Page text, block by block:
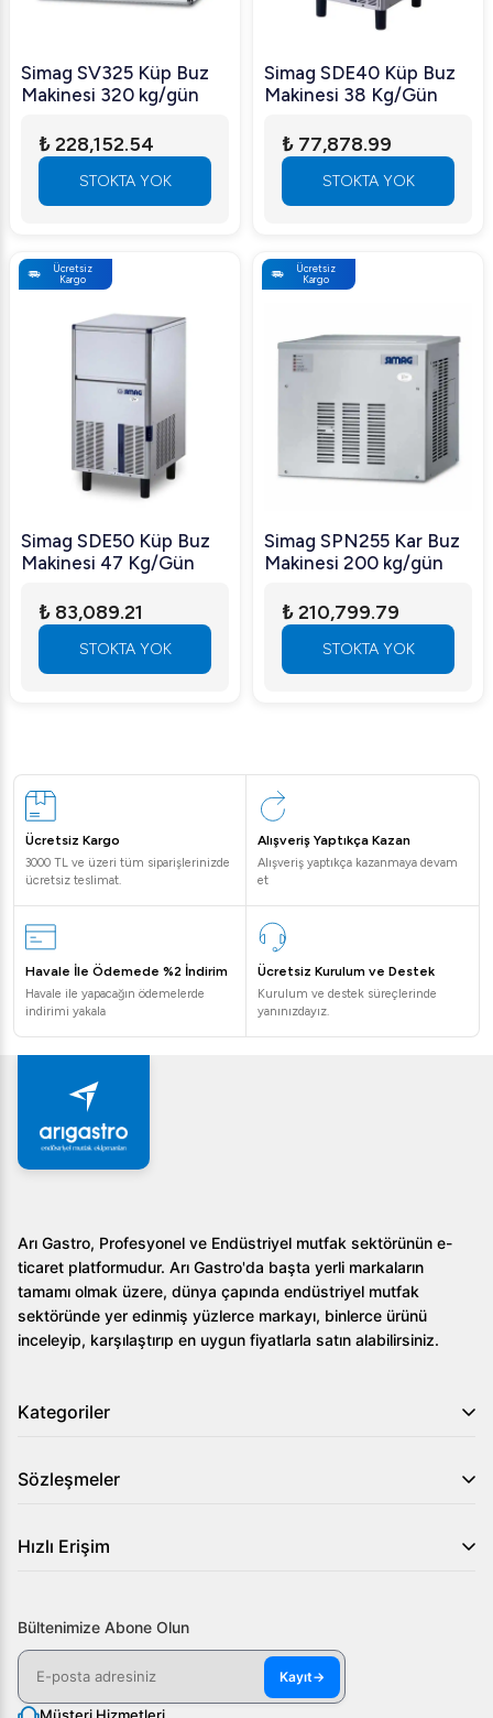
Simag SV325 Küp Buz
Makinesi 320 kg/gün
₺ 228,152.54
STOKTA YOK
Simag SDE40 Küp Buz
Makinesi 38 Kg/Gün
₺ 77,878.99
STOKTA YOK
Ücretsiz
Kargo
Simag SDE50 Küp Buz
Makinesi 47 Kg/Gün
₺ 83,089.21
STOKTA YOK
Ücretsiz
Kargo
Simag SPN255 Kar Buz
Makinesi 200 kg/gün
₺ 210,799.79
STOKTA YOK
Ücretsiz Kargo
3000 TL ve üzeri tüm siparişlerinizde
ücretsiz teslimat.
Alışveriş Yaptıkça Kazan
Alışveriş yaptıkça kazanmaya devam
et
Havale İle Ödemede %2 İndirim
Havale ile yapacağın ödemelerde
indirimi yakala
Ücretsiz Kurulum ve Destek
Kurulum ve destek süreçlerinde
yanınızdayız.
Arı Gastro, Profesyonel ve Endüstriyel mutfak sektörünün e-
ticaret platformudur. Arı Gastro'da başta yerli markaların
tamamı olmak üzere, dünya çapında endüstriyel mutfak
sektöründe yer edinmiş yüzlerce markayı, binlerce ürünü
inceleyip, karşılaştırıp en uygun fiyatlarla satın alabilirsiniz.
Kategoriler
Sözleşmeler
Hızlı Erişim
Bültenimize Abone Olun
Kayıt→